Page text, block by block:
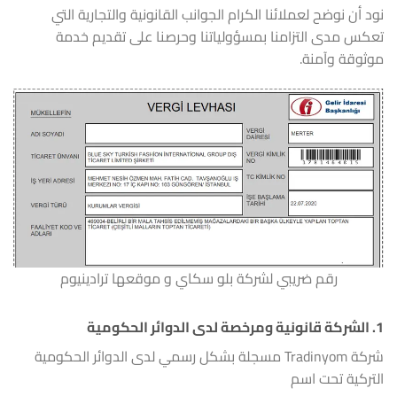
نود أن نوضح لعملائنا الكرام الجوانب القانونية والتجارية التي
تعكس مدى التزامنا بمسؤولياتنا وحرصنا على تقديم خدمة
موثوقة وآمنة.
رقم ضريبي لشركة بلو سكاي و موقعها ترادينيوم
1. الشركة قانونية ومرخصة لدى الدوائر الحكومية
شركة Tradinyom مسجلة بشكل رسمي لدى الدوائر الحكومية
التركية تحت اسم